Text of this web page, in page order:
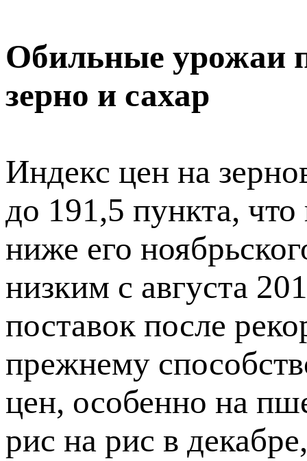
Обильные урожаи
зерно и сахар
Индекс цен на
до 191,5 пункта,
ниже его
низким с августа
поставок после
прежнему
цен, особенно на
рис на рис в